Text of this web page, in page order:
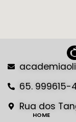
65. 999615-
Rua dos
HOME